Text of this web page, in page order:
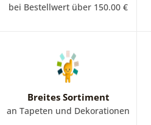
bei Bestellwert über 150.00 €
Breites Sortiment
an Tapeten und Dekorationen